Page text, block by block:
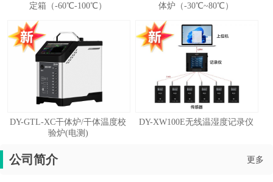
定箱（-60℃-100℃）
体炉（-30℃~80℃）
DY-GTL-XC干体炉/干体温度校
验炉(电测)
DY-XW100E无线温湿度记录仪
公司简介 更多